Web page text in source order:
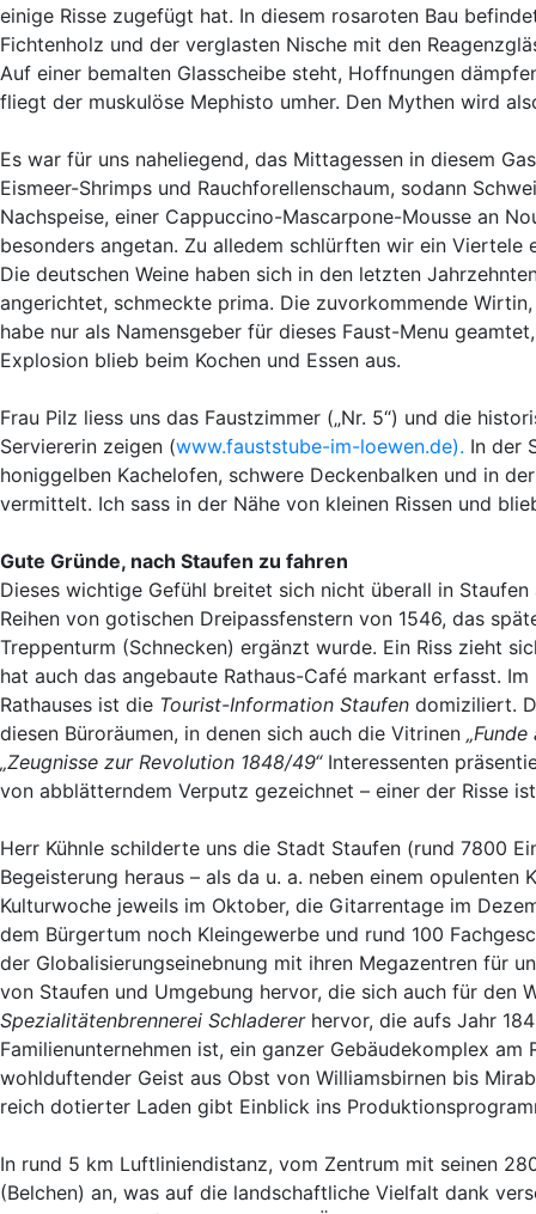
einige Risse zugefügt hat. In diesem rosaroten Bau
Fichtenholz und der verglasten Nische mit den
Auf einer bemalten Glasscheibe steht, Hoffnungen
fliegt der muskulöse Mephisto umher. Den Mythen wird
Es war für uns naheliegend, das Mittagessen in diesem
Eismeer-Shrimps und Rauchforellenschaum, sodann
Nachspeise, einer Cappuccino-Mascarpone-Mousse an
besonders angetan. Zu alledem schlürften wir ein Viertele
Die deutschen Weine haben sich in den letzten
angerichtet, schmeckte prima. Die zuvorkommende
habe nur als Namensgeber für dieses Faust-Menu
Explosion blieb beim Kochen und Essen aus.
Frau Pilz liess uns das Faustzimmer („Nr. 5“) und die
Serviererin zeigen (www.fauststube-im-loewen.de). In der
honiggelben Kachelofen, schwere Deckenbalken und in
vermittelt. Ich sass in der Nähe von kleinen Rissen und
Gute Gründe, nach Staufen zu fahren
Dieses wichtige Gefühl breitet sich nicht überall in
Reihen von gotischen Dreipassfenstern von 1546, das
Treppenturm (Schnecken) ergänzt wurde. Ein Riss zieht
hat auch das angebaute Rathaus-Café markant erfasst.
Rathauses ist die Tourist-Information Staufen domiziliert.
diesen Büroräumen, in denen sich auch die Vitrinen
„Zeugnisse zur Revolution 1848/49“Interessenten
von abblätterndem Verputz gezeichnet – einer der Risse
Herr Kühnle schilderte uns die Stadt Staufen (rund 7800
Begeisterung heraus – als da u. a. neben einem
Kulturwoche jeweils im Oktober, die Gitarrentage im
dem Bürgertum noch Kleingewerbe und rund 100
der Globalisierungseinebnung mit ihren Megazentren für
von Staufen und Umgebung hervor, die sich auch für den
Spezialitätenbrennerei Schladererhervor, die aufs Jahr
Familienunternehmen ist, ein ganzer Gebäudekomplex
wohlduftender Geist aus Obst von Williamsbirnen bis
reich dotierter Laden gibt Einblick ins
In rund 5 km Luftliniendistanz, vom Zentrum mit seinen
(Belchen) an, was auf die landschaftliche Vielfalt dank